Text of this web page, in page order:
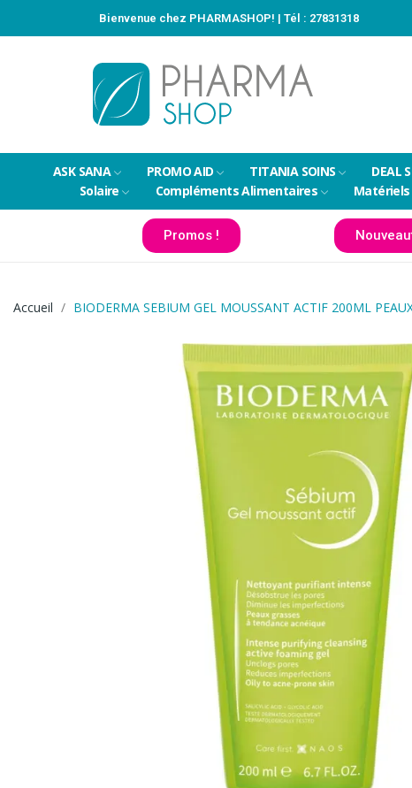
Bienvenue chez PHARMASHOP! | Tél : 27831318
ASK SANA PROMO AID TITANIA SOINS DEAL
Solaire
Compléments Alimentaires
Promos !
Accueil BIODERMA SEBIUM GEL MOUSSANT ACTIF 200ML